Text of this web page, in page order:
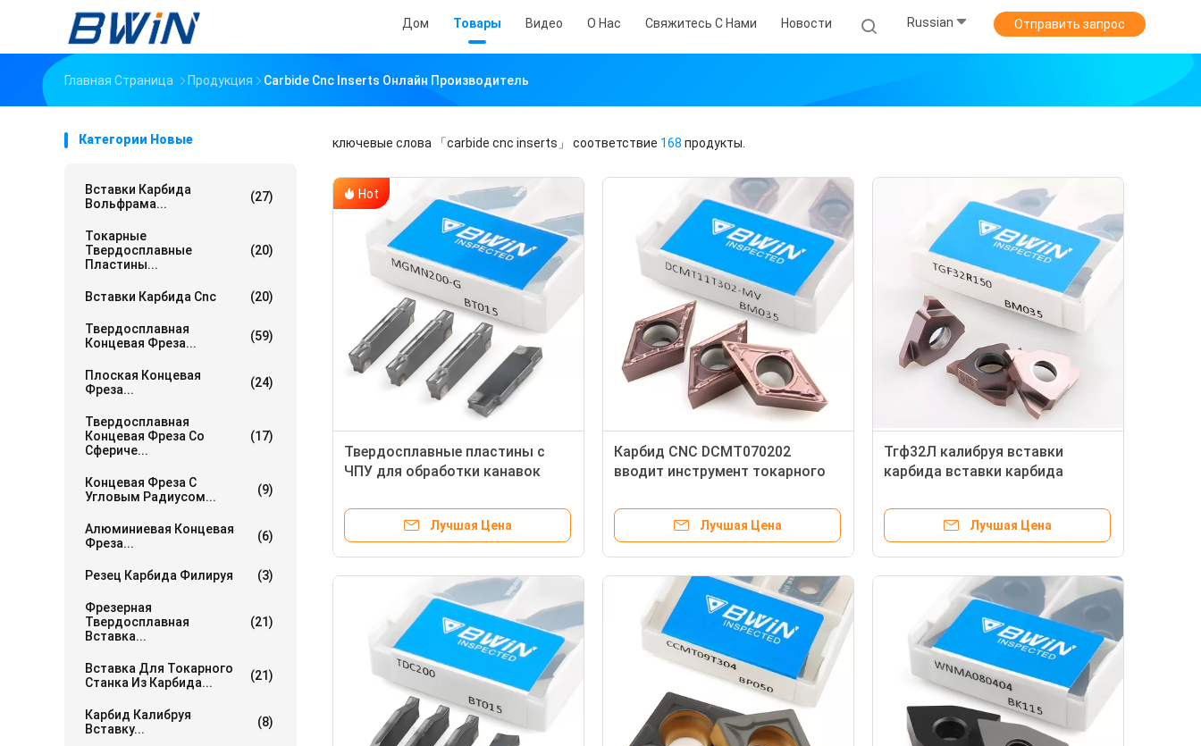
Дом Товары Видео О Нас Свяжитесь С Нами Новости Russian Отправить запрос
Главная Страница Продукция Carbide Cnc Inserts Онлайн Производитель
Категории Новые
Вставки Карбида
Вольфрама...
(27)
Токарные
Твердосплавные
Пластины...
(20)
Вставки Карбида Cnc (20)
Твердосплавная
Концевая Фреза...
(59)
Плоская Концевая
Фреза...
(24)
Твердосплавная
Концевая Фреза Со
Сфериче...
(17)
Концевая Фреза С
Угловым Радиусом...
(9)
Алюминиевая Концевая
Фреза...
(6)
Резец Карбида Филируя (3)
Фрезерная
Твердосплавная
Вставка...
(21)
Вставка Для Токарного
Станка Из Карбида...
(21)
Карбид Калибруя
Вставку...
(8)
ключевые слова 「carbide cnc inserts」 соответствие 168 продукты.
Hot
Твердосплавные пластины с
ЧПУ для обработки канавок
Лучшая Цена
Карбид CNC DCMT070202
вводит инструмент токарного
Лучшая Цена
Тгф32Л калибруя вставки
карбида вставки карбида
токарного станка металла
Лучшая Цена